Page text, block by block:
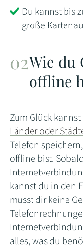
Du kannst bis
große
Wie du
offline
Zum Glück kannst
Länder oder
Telefon
offline bist.
kannst du in den
musst dir keine
alles, was du